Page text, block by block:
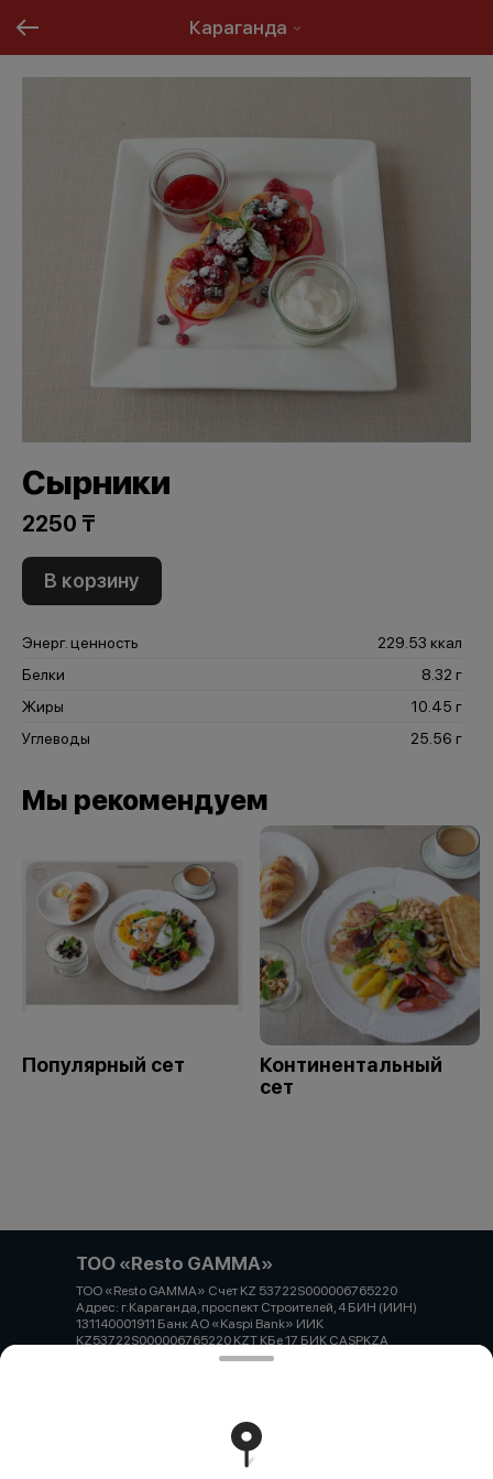
Караганда
Сырники
2250 ₸
В корзину
Энерг. ценность
229.53 ккал
Белки
8.32 г
Жиры
10.45 г
Углеводы
25.56 г
Мы рекомендуем
Популярный сет
Континентальный
сет
ТОО «Resto GAMMA»
ТОО «Resto GAMMA» Счет KZ 53722S000006765220
Адрес: г.Караганда, проспект Строителей, 4 БИН (ИИН)
131140001911 Банк АО «Kaspi Bank» ИИК
KZ53722S000006765220 KZT КБе 17 БИК CASPKZA
Работает на эффективном ядреFoodpicásso